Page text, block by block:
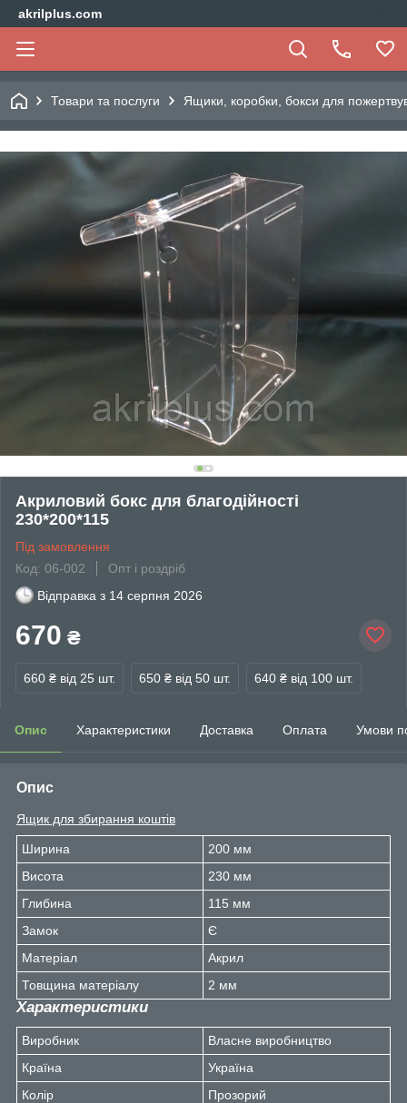
akrilplus.com
Товари та послуги Ящики, коробки, бокси для
Акриловий бокс для благодійності
230*200*115
Під замовлення
Код: 06-002
Опт і роздріб
Відправка з 14 серпня 2026
670 ₴
660 ₴ від 25 шт. 650 ₴ від 50 шт. 640 ₴ від 100 шт.
Опис Характеристики Доставка Оплата Умови
Опис
Ящик для збирання коштів
Ширина
200 мм
Висота
230 мм
Глибина
115 мм
Замок
Є
Матеріал
Акрил
Товщина матеріалу
2 мм
Характеристики
Виробник
Власне виробництво
Країна
Україна
Колір
Прозорий